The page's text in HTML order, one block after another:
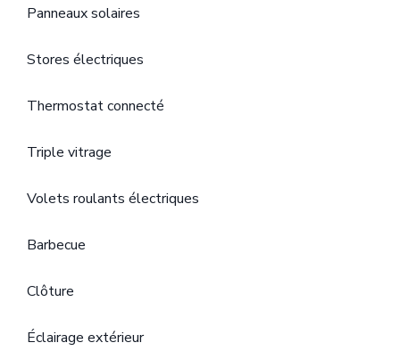
Panneaux solaires
Stores électriques
Thermostat connecté
Triple vitrage
Volets roulants électriques
Barbecue
Clôture
Éclairage extérieur